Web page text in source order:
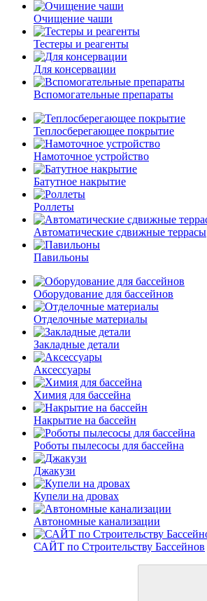
Очищение чаши
Тестеры и реагенты
Для консервации
Вспомогательные препараты
Теплосберегающее покрытие
Намоточное устройство
Батутное накрытие
Роллеты
Автоматические сдвижные террасы
Павильоны
Оборудование для бассейнов
Отделочные материалы
Закладные детали
Аксессуары
Химия для бассейна
Накрытие на бассейн
Роботы пылесосы для бассейна
Джакузи
Купели на дровах
Автономные канализации
САЙТ по Строительству Бассейнов